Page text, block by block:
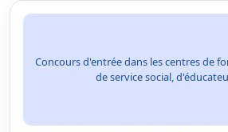
Concours d'entrée dans les centres de
de service social,